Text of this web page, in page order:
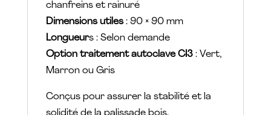
chanfreins et rainuré
Dimensions utiles: 90 × 90 mm
Longueurs : Selon demande
Option traitement autoclave CI3: Vert,
Marron ou Gris
Conçus pour assurer la stabilité et la